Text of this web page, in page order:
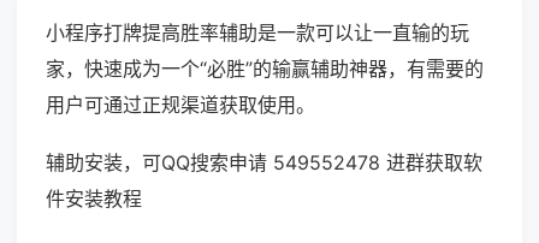
小程序打牌提高胜率辅助是一款可以让一直输的玩
家，快速成为一个“必胜”的输赢辅助神器，有需要的
用户可通过正规渠道获取使用。
辅助安装，可QQ搜索申请 549552478 进群获取软
件安装教程